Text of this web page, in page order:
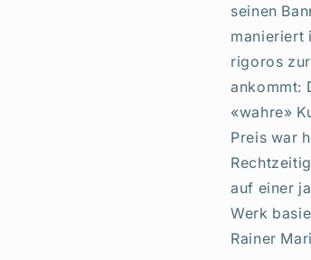
seinen
manieriert
rigoros
ankommt:
«wahre»
Preis war
auf einer
Werk
Rainer